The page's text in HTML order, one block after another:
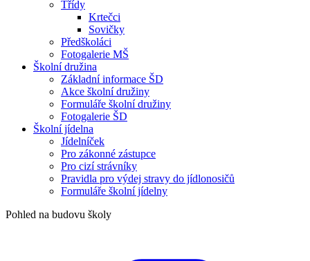
Třídy
Krtečci
Sovičky
Předškoláci
Fotogalerie MŠ
Školní družina
Základní informace ŠD
Akce školní družiny
Formuláře školní družiny
Fotogalerie ŠD
Školní jídelna
Jídelníček
Pro zákonné zástupce
Pro cizí strávníky
Pravidla pro výdej stravy do jídlonosičů
Formuláře školní jídelny
Pohled na budovu školy